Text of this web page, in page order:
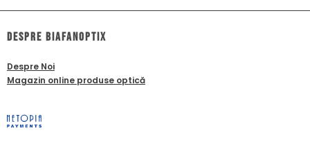
dESPRE biafanoptix
Despre Noi
Magazin online produse optică